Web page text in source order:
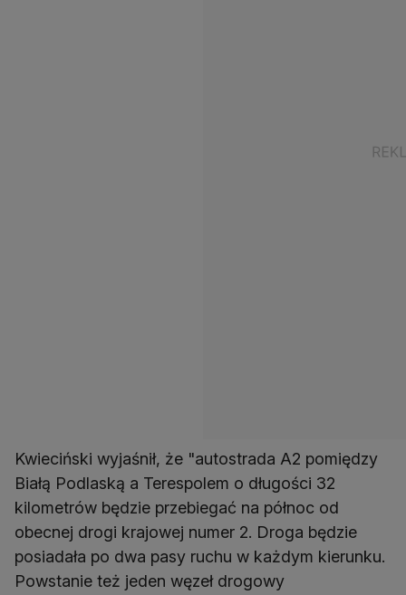
Kwieciński wyjaśnił, że "autostrada A2 pomiędzy
Białą Podlaską a Terespolem o długości 32
kilometrów będzie przebiegać na północ od
obecnej drogi krajowej numer 2. Droga będzie
posiadała po dwa pasy ruchu w każdym kierunku.
Powstanie też jeden węzeł drogowy